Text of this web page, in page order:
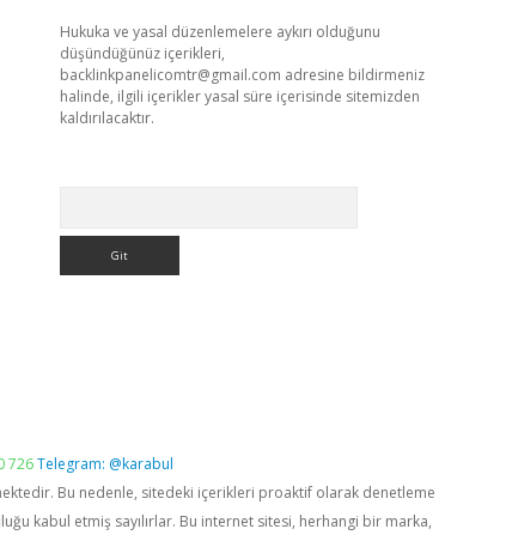
Hukuka ve yasal düzenlemelere aykırı olduğunu
düşündüğünüz içerikleri,
backlinkpanelicomtr@gmail.com adresine bildirmeniz
halinde, ilgili içerikler yasal süre içerisinde sitemizden
kaldırılacaktır.
726Telegram: @karabul
Bu nedenle, sitedeki içerikleri proaktif olarak denetleme
kabul etmiş sayılırlar. Bu internet sitesi, herhangi bir marka,